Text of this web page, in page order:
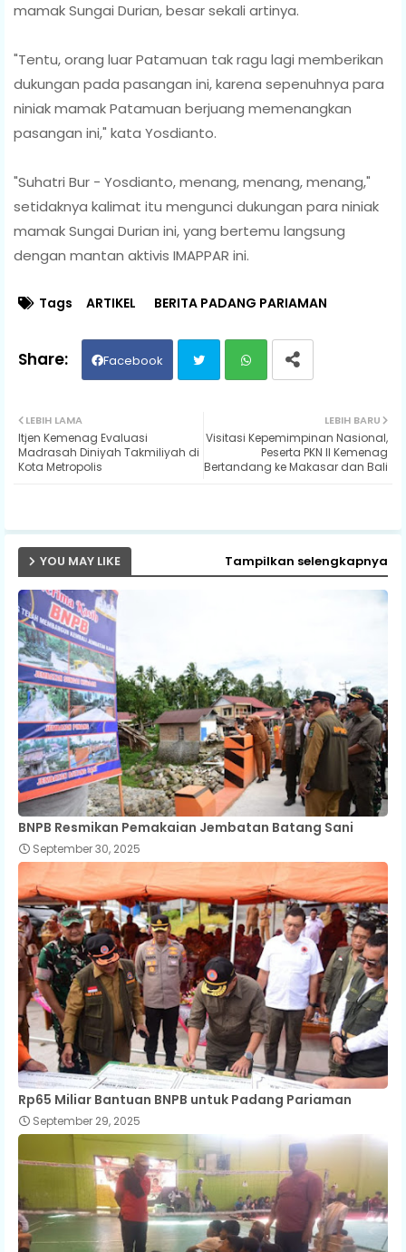
mamak Sungai Durian, besar sekali artinya.
"Tentu, orang luar Patamuan tak ragu lagi memberikan
dukungan pada pasangan ini, karena sepenuhnya para
niniak mamak Patamuan berjuang memenangkan
pasangan ini," kata Yosdianto.
"Suhatri Bur - Yosdianto, menang, menang, menang,"
setidaknya kalimat itu mengunci dukungan para niniak
mamak Sungai Durian ini, yang bertemu langsung
dengan mantan aktivis IMAPPAR ini.
Tags ARTIKEL BERITA PADANG PARIAMAN
Facebook
ter ats
LEBIH BARU
Visitasi Kepemimpinan Nasional,
Peserta PKN II Kemenag
Bertandang ke Makasar dan Bali
LEBIH LAMA
Itjen Kemenag Evaluasi
Madrasah Diniyah Takmiliyah di
Kota Metropolis
YOU MAY LIKE Tampilkan selengkapnya
BNPB Resmikan Pemakaian Jembatan Batang Sani
September 30, 2025
Rp65 Miliar Bantuan BNPB untuk Padang Pariaman
September 29, 2025